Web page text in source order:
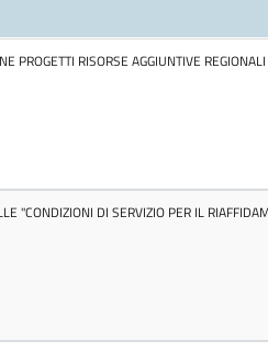
PROGETTI RISORSE AGGIUNTIVE
"CONDIZIONI DI SERVIZIO PER IL